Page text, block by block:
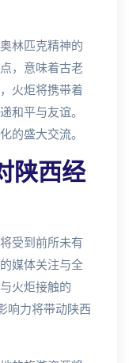
林匹克精神的
，意味着古老
火炬将携带着
和平与友谊。
的盛大交流。
陕西经
受到前所未有
媒体关注与全
火炬接触的
响力将带动陕西